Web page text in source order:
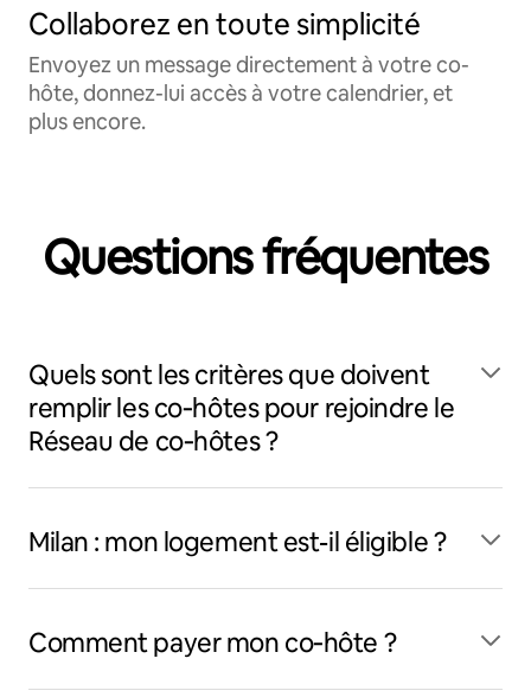
Collaborez en toute simplicité
Envoyez un message directement à votre co-
hôte, donnez-lui accès à votre calendrier, et
plus encore.
Questions fréquentes
Quels sont les critères que doivent
remplir les co‑hôtes pour rejoindre le
Réseau de co‑hôtes ?
Milan : mon logement est-il éligible ?
Comment payer mon co‑hôte ?